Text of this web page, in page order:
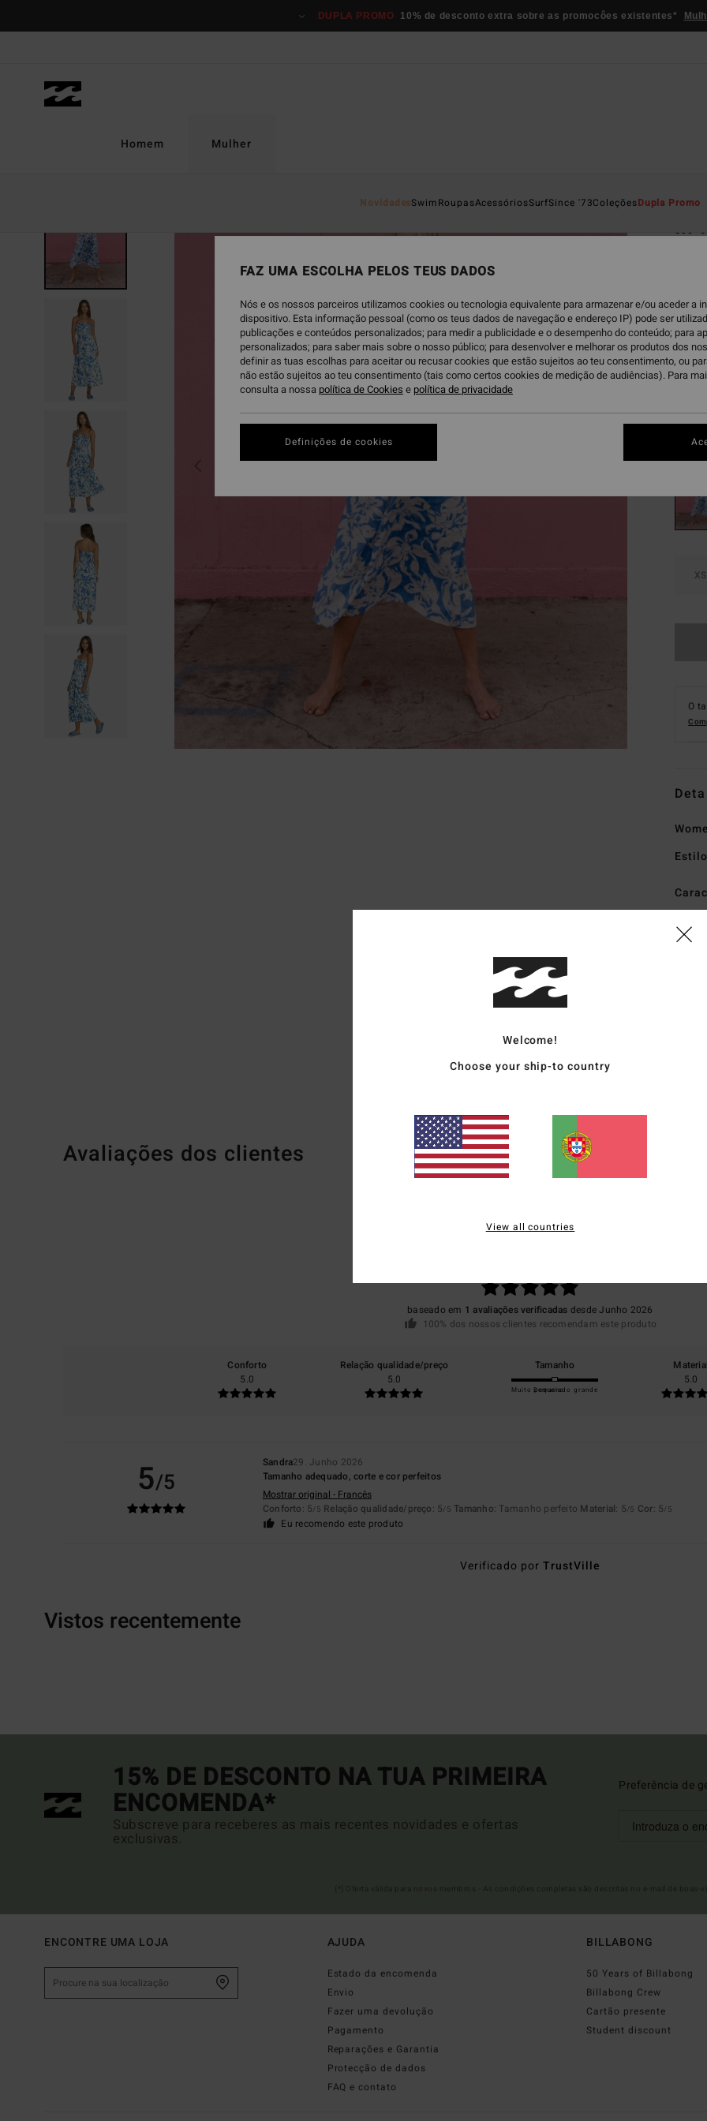
produto
DUPLA PROMO 10% de desconto extra sobre as promocôes existentes*
Homem Mulher
NovidadesSwimRoupasAcessóriosSurfSince '73ColeçõesDupla Promo
In
€
€
Paga
Cor
XS
O
Estilo
Avaliações dos clientes
baseado em 1 avaliações verificadas desde Junho 2026
100% dos nossos clientes recomendam este produto
Conforto
5.0
Relação qualidade/preço
5.0
Tamanho
Muito pequeno
Demasiado grande
Material
5.0
5/5
Sandra29. Junho 2026
Tamanho adequado, corte e cor perfeitos
Mostrar original - Francês
Conforto: 5/5 Relação qualidade/preço: 5/5 Tamanho: Tamanho perfeito Material: 5/5 Cor: 5/5
Eu recomendo este produto
Verificado por TrustVille
Vistos recentemente
15% DE DESCONTO NA TUA PRIMEIRA
ENCOMENDA*
Subscreve para receberes as mais recentes novidades e ofertas
exclusivas.
Preferência de
ENCONTRE UMA LOJA AJUDA
Estado da encomenda
Envio
Fazer uma devolução
Pagamento
Reparações e Garantia
Protecção de dados
FAQ e contato
BILLABONG
50 Years of Billabong
Billabong Crew
Cartão presente
Student discount
Welcome!
Choose your ship-to country
View all countries
FAZ UMA ESCOLHA PELOS TEUS DADOS
Nós e os nossos parceiros utilizamos cookies ou tecnologia equivalente para armazenar e/ou aceder a
dispositivo. Esta informação pessoal (como os teus dados de navegação e endereço IP) pode ser
publicações e conteúdos personalizados; para medir a publicidade e o desempenho do conteúdo; para
personalizados; para saber mais sobre o nosso público; para desenvolver e melhorar os produtos dos
definir as tuas escolhas para aceitar ou recusar cookies que estão sujeitos ao teu consentimento, ou
não estão sujeitos ao teu consentimento (tais como certos cookies de medição de audiências). Para
consulta a nossa política de Cookies e política de privacidade
Definições de cookies